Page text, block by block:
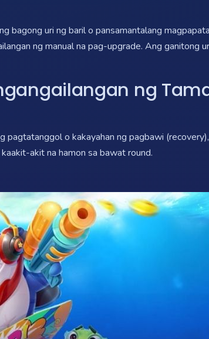
bagong uri ng baril o pansamantalang
ng manual na pag-upgrade. Ang ganitong
ng
o kakayahan ng pagbawi
akit na hamon sa bawat round.